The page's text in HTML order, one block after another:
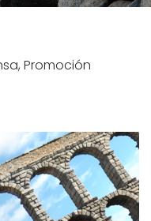
Promoción